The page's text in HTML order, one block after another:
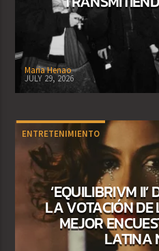
Maria Henao
JULY 29, 2026
ENTRETENIMIENTO
‘EQUILIBRIVM
LA VOTACIÓN DE
MEJOR
LATINA